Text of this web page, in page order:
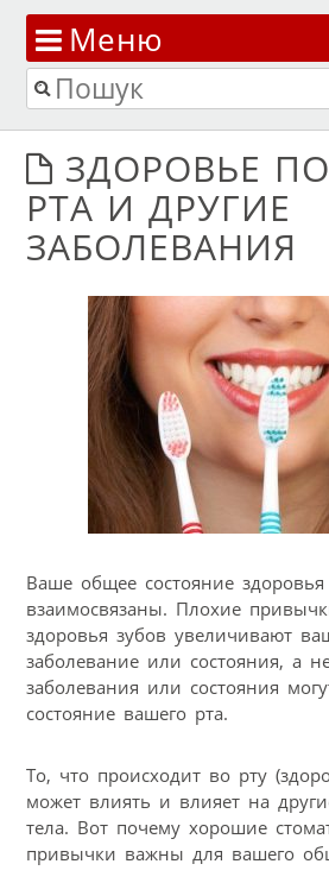
Меню
Перейти до змісту
Пошук
ЗДОРОВЬЕ
РТА И ДРУГИЕ
ЗАБОЛЕВАНИЯ
Ваше общее состояние
взаимосвязаны. Плохие
здоровья зубов увеличивают
заболевание или состояния, а
заболевания или состояния
состояние вашего рта.
То, что происходит во рту
может влиять и влияет на
тела. Вот почему хорошие
привычки важны для вашего